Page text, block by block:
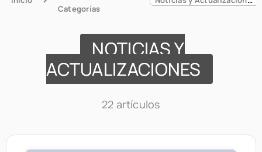
Categorías
NOTICIAS Y
ACTUALIZACIONES
22 artículos